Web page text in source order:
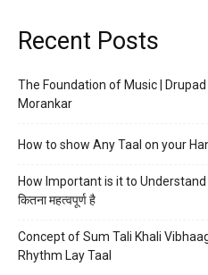
Recent Posts
The Foundation of Music |
Morankar
How to show Any Taal on your
How Important is it to
कितना महत्वपूर्ण है
Concept of Sum Tali Khali Vibhaag
Rhythm Lay Taal